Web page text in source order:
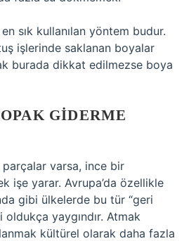
sık kullanılan yöntem budur.
işlerinde saklanan boyalar
burada dikkat edilmezse boya
GIDERME
varsa, ince bir
işe yarar. Avrupa’da özellikle
gibi ülkelerde bu tür “geri
oldukça yaygındır. Atmak
kültürel olarak daha fazla